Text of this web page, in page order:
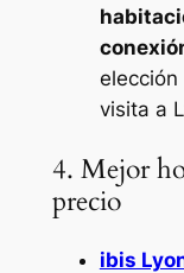
elección
visita a
4. Mejor
precio
ibis